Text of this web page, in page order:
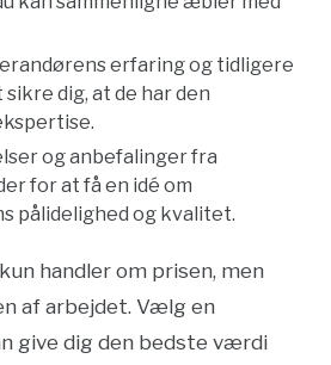
erfaring og tidligere
dig, at de har den
og anbefalinger fra
for at få en idé om
pålidelighed og kvalitet.
handler om prisen, men
af arbejdet. Vælg en
give dig den bedste værdi